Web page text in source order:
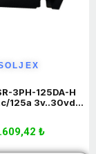
3PH-125DA-H
125a 3v..30vdc
₺